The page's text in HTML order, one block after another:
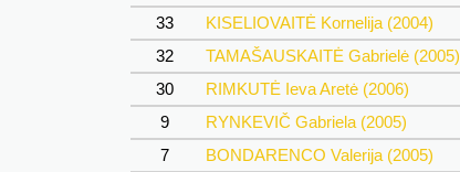
33
KISELIOVAITĖ Kornelija (2004)
32
TAMAŠAUSKAITĖ Gabrielė (2005)
30
RIMKUTĖ Ieva Aretė (2006)
9
RYNKEVIČ Gabriela (2005)
7
BONDARENCO Valerija (2005)